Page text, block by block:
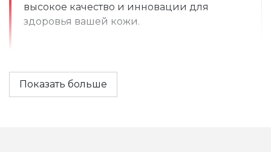
высокое качество и инновации для
здоровья вашей кожи.
Показать больше